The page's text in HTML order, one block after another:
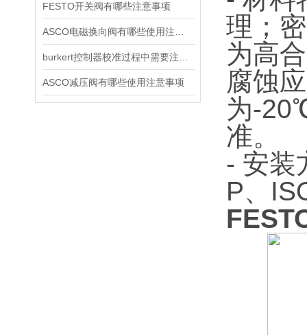
FESTO开关阀有哪些注意事项
ASCO减压阀有哪些使用注意事项
理；
为高
腐蚀
为-
准。
- 安装
P、